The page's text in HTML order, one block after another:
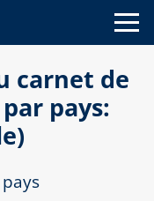
carnet de
pays: